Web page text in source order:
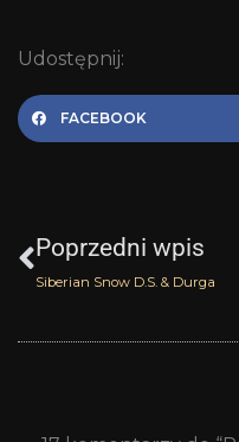
Udostępnij:
FACEBOOK
Poprzedni wpis
Siberian Snow D.S. & Durga